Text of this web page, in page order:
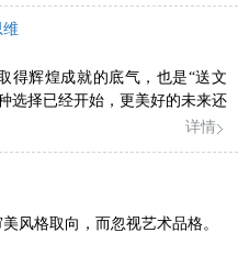
维
得辉煌成就的底气，也是“送文
选择已经开始，更美好的未来还
详情
风格取向，而忽视艺术品格。